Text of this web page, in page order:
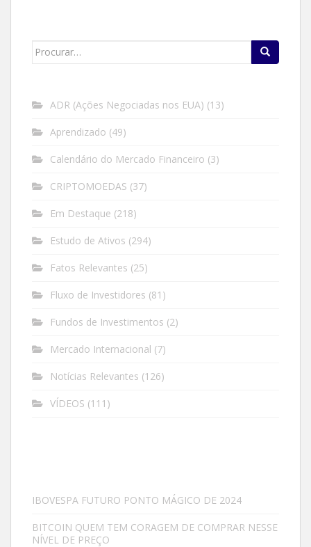
Search
ADR (Ações Negociadas nos EUA) (13)
Aprendizado (49)
Calendário do Mercado Financeiro (3)
CRIPTOMOEDAS (37)
Em Destaque (218)
Estudo de Ativos (294)
Fatos Relevantes (25)
Fluxo de Investidores (81)
Fundos de Investimentos (2)
Mercado Internacional (7)
Notícias Relevantes (126)
VÍDEOS (111)
IBOVESPA FUTURO PONTO MÁGICO DE 2024
BITCOIN QUEM TEM CORAGEM DE COMPRAR NESSE
NÍVEL DE PREÇO